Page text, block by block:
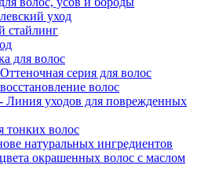
уход
стайлинг
для волос
серия для волос
волос
Линия уходов для поврежденных
тонких волос
натуральных ингредиентов
окрашенных волос с маслом